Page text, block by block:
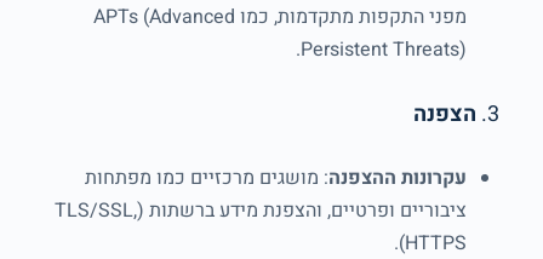
מפני התקפות מתקדמות, כמו APTs (Advanced
Persistent Threats).
3. הצפנה
עקרונות ההצפנה: מושגים מרכזיים כמו מפתחות
ציבוריים ופרטיים, והצפנת מידע ברשתות (TLS/SSL,
HTTPS).